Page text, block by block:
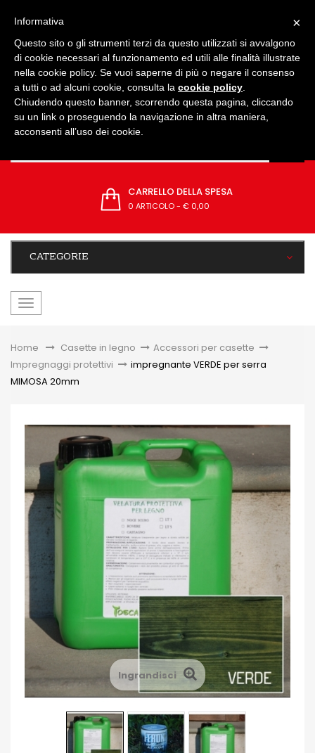
CARRELLO DELLA SPESA
0 ARTICOLO- € 0,00
CATEGORIE
navigazione
Home &gt;Casette in legno > Accessori per casette >
Impregnaggi protettivi > impregnante VERDE per serra
MIMOSA 20mm
Ingrandisci
×
Informativa
Questo sito o gli strumenti terzi da questo utilizzati si avvalgono
di cookie necessari al funzionamento ed utili alle finalità illustrate
nella cookie policy. Se vuoi saperne di più o negare il consenso
a tutti o ad alcuni cookie, consulta la cookie policy
Chiudendo questo banner, scorrendo questa pagina, cliccando
su un link o proseguendo la navigazione in altra maniera,
acconsenti all’uso dei cookie.